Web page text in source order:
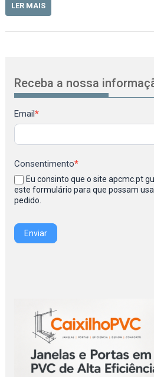
LER MAIS
Receba a nossa
Newsletter
Email*
Consentimento*
Eu consinto que o site apcmc.pt
este formulário para que possam
pedido.
Enviar